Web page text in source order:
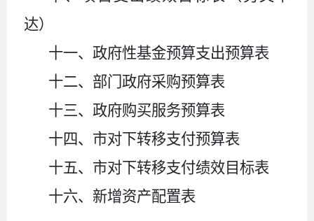
达）
十一、政府性基金预算支出预算表
十二、部门政府采购预算表
十三、政府购买服务预算表
十四、市对下转移支付预算表
十五、市对下转移支付绩效目标表
十六、新增资产配置表